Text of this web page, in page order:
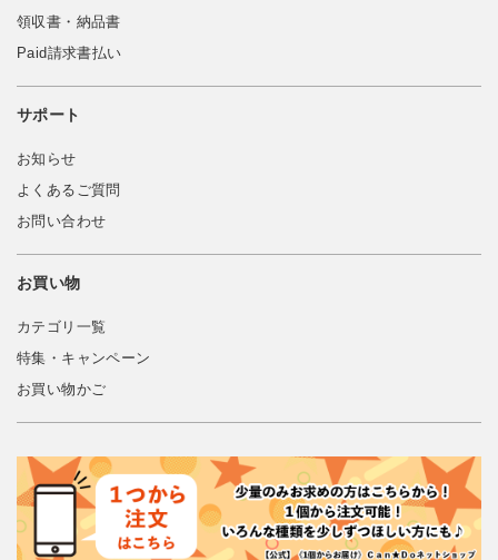
領収書・納品書
Paid請求書払い
サポート
お知らせ
よくあるご質問
お問い合わせ
お買い物
カテゴリ一覧
特集・キャンペーン
お買い物かご